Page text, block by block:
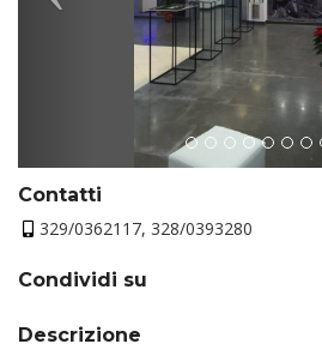
Contatti
329/0362117, 328/0393280
Condividi su
Descrizione